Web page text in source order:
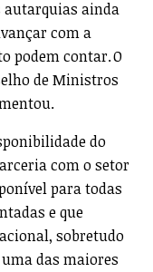
autarquias ainda
com a
podem contar. O
de Ministros
do
com o setor
para todas
e que
sobretudo
das maiores